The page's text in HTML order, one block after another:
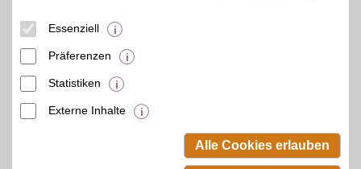
Beamten-Selbsthilfewerk GmbH.
Essenziell
Präferenzen
Statistiken
Externe Inhalte
Alle Cookies erlauben